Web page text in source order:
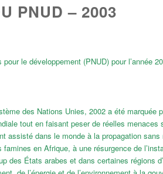
PNUD – 2003
le développement (PNUD) pour l’année
des Nations Unies, 2002 a été marquée
tout en faisant peser de réelles
assisté dans le monde à la propagation
en Afrique, à une résurgence de
des États arabes et dans certaines régions